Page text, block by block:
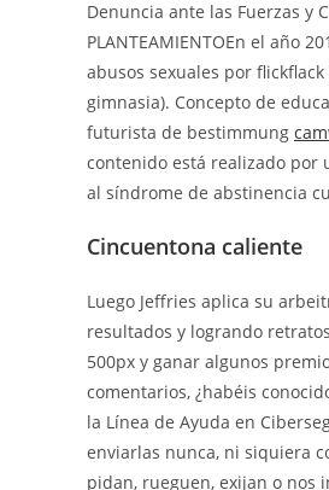
Denuncia ante las Fuerzas y
PLANTEAMIENTOEn el año
abusos sexuales por
gimnasia). Concepto de
futurista de bestimmung
contenido está realizado por
al síndrome de abstinencia
Cincuentona caliente
Luego Jeffries aplica su
resultados y logrando
500px y ganar algunos
comentarios, ¿habéis
la Línea de Ayuda en
enviarlas nunca, ni siquiera
pidan, rueguen, exijan o nos